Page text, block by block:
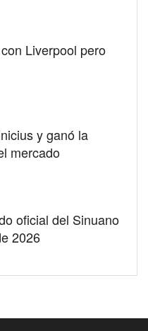
Liverpool pero
y ganó la
mercado
oficial del Sinuano
2026